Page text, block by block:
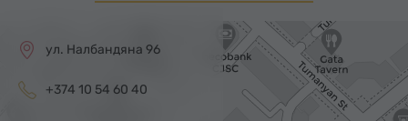
ул. Налбандяна 96
+374 10 54 60 40